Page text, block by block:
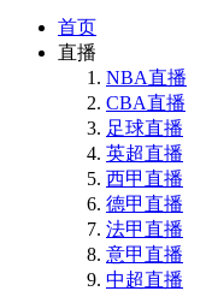
首页
直播
NBA直播
CBA直播
足球直播
英超直播
西甲直播
德甲直播
法甲直播
意甲直播
中超直播